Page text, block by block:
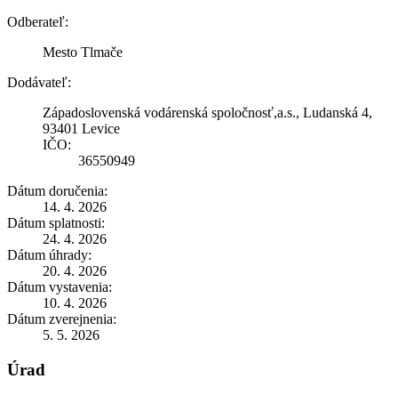
Odberateľ:
Mesto Tlmače
Dodávateľ:
Západoslovenská vodárenská spoločnosť,a.s., Ludanská 4,
93401 Levice
IČO:
36550949
Dátum doručenia:
14. 4. 2026
Dátum splatnosti:
24. 4. 2026
Dátum úhrady:
20. 4. 2026
Dátum vystavenia:
10. 4. 2026
Dátum zverejnenia:
5. 5. 2026
Úrad